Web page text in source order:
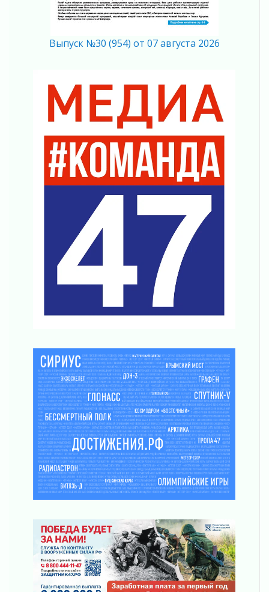
02 августа 2026
Пропавшего подростка нашли в Кировском
районе Ленобласти
02 августа 2026
02 августа 2026
В Ивангороде назвали новых почетных
граждан Ленинградской области
Готовность №1
02 августа 2026
Километровые столбы «Дороги жизни»
отправили на реставрацию
Ленобласть внедрила передовую подготовку
операторов БПЛА
02 августа 2026
В Ивангороде появилась «Избушка-
воробушка»
02 августа 2026
Юхла, мука, кантеле и Водяной
В Ленобласти открылась экспозиция к 150-
летию Билибина
01 августа 2026
Лето без гаджетов
01 августа 2026
Болезнь девственниц и вампиров
01 августа 2026
Безмолвный крик о помощи
01 августа 2026
В музей всей семьёй
01 августа 2026
01 августа 2026
Не женское это дело...уверены?
01 августа 2026
Все силы в кулак
01 августа 2026
Выпуск №30 (954) от 07 августа 2026